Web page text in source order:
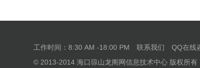
工作时间：8:30 AM -18:00 PM 联系我们
QQ在线
© 2013-2014 海口琼山龙阁网信息技术中心 版权所有